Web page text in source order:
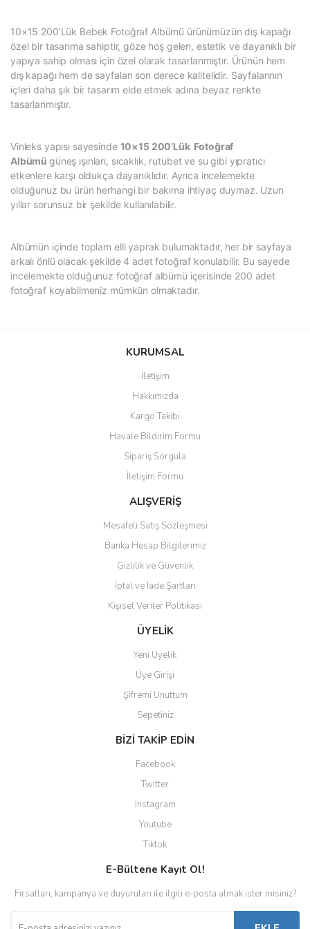
10×15 200’Lük Bebek Fotoğraf Albümü ürünümüzün dış kapağı
özel bir tasarıma sahiptir, göze hoş gelen, estetik ve dayanıklı bir
yapıya sahip olması için özel olarak tasarlanmıştır. Ürünün hem
dış kapağı hem de sayfaları son derece kalitelidir. Sayfalarının
içleri daha şık bir tasarım elde etmek adına beyaz renkte
tasarlanmıştır.
Vinleks yapısı sayesinde 10×15 200’Lük Fotoğraf
Albümügüneş ışınları, sıcaklık, rutubet ve su gibi yıpratıcı
etkenlere karşı oldukça dayanıklıdır. Ayrıca incelemekte
olduğunuz bu ürün herhangi bir bakıma ihtiyaç duymaz. Uzun
yıllar sorunsuz bir şekilde kullanılabilir.
Albümün içinde toplam elli yaprak bulumaktadır, her bir sayfaya
arkalı önlü olacak şekilde 4 adet fotoğraf konulabilir. Bu sayede
incelemekte olduğunuz fotoğraf albümü içerisinde 200 adet
fotoğraf koyabilmeniz mümkün olmaktadır.
Bu ürüne ilk yorumu siz yapın!
Ürün resmi kalitesiz, bozuk veya görüntülenemiyor.
Ürün açıklamasında eksik bilgiler bulunuyor.
Ürün bilgilerinde hatalar bulunuyor.
Ürün fiyatı diğer sitelerden daha pahalı.
Bu ürüne benzer farklı alternatifler olmalı.
Gönder
KURUMSAL
İletişim
Hakkımızda
Kargo Takibi
Havale Bildirim Formu
Sipariş Sorgula
İletişim Formu
ALIŞVERİŞ
Mesafeli Satış Sözleşmesi
Banka Hesap Bilgilerimiz
Gizlilik ve Güvenlik
İptal ve İade Şartları
Kişisel Veriler Politikası
ÜYELİK
Yeni Üyelik
Üye Girişi
Şifremi Unuttum
Sepetiniz
BİZİ TAKİP EDİN
Facebook
Twitter
Instagram
Youtube
Tiktok
E-Bültene Kayıt Ol!
Fırsatları, kampanya ve duyuruları ile ilgili e-posta almak ister misiniz?